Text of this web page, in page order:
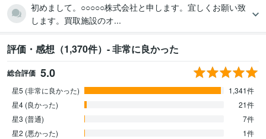
初めまして。○○○○○株式会社と申します。宜しくお願い致
します。買取施設のオ...
評価・感想（1,370件）- 非常に良かった
総合評価 5.0
星5 (非常に良かった)
1,341件
星4 (良かった)
21件
星3 (普通)
7件
星2 (悪かった)
1件